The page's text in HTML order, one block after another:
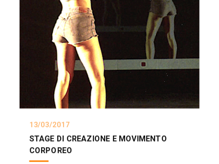
13/03/2017
STAGE DI CREAZIONE E MOVIMENTO
CORPOREO